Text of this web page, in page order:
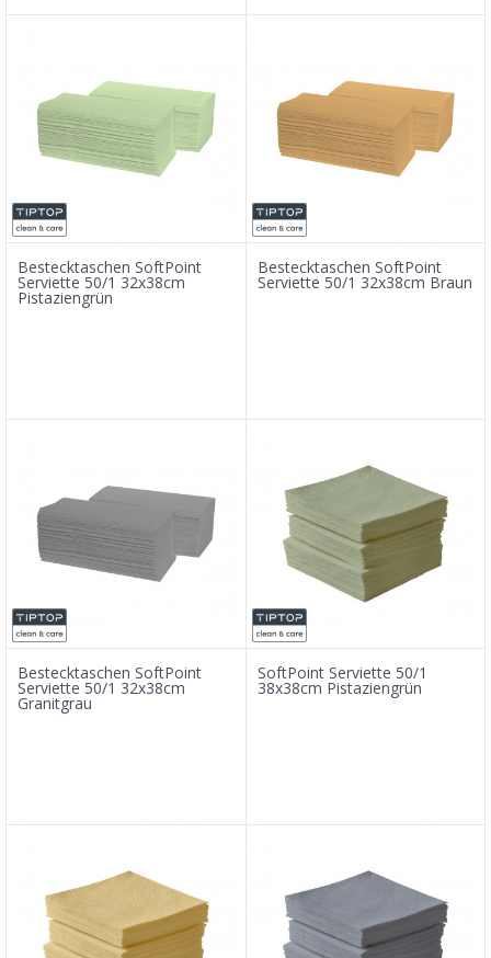
Bestecktaschen SoftPoint
Serviette 50/1 32x38cm
Pistaziengrün
Bestecktaschen SoftPoint
Serviette 50/1 32x38cm Braun
Bestecktaschen SoftPoint
Serviette 50/1 32x38cm
Granitgrau
SoftPoint Serviette 50/1
38x38cm Pistaziengrün